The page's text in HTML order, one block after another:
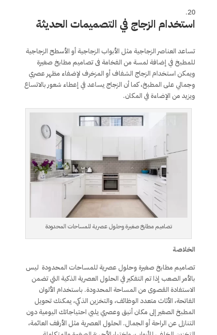
استخدام الزجاج في التصميمات الحديثة
تساعد العناصر الزجاجية مثل الأبواب الزجاجية أو الأسطح الزجاجية
للمطبخ في إضافة لمسة من الفخامة فى تصاميم مطابخ صغيرة
ويمكن استخدام الزجاج الشفاف أو المزخرف لإضفاء مظهر عصري
وجمالي على المطبخ، كما أن الزجاج يساعد في إعطاء شعور بالاتساع
ويزيد من الإضاءة في المكان.
تصاميم مطابخ صغيرة وحلول عصرية للمساحات المحدودة
الخلاصة
تصاميم مطابخ صغيرة وحلول عصرية للمساحات المحدودة ليس
بالأمر الصعب إذا تم التفكير في الحلول العصرية الذكية التي تضمن
الاستفادة القصوى من المساحة المحدودة. باستخدام الألوان
الفاتحة، الأثاث متعدد الوظائف، والتخزين الذكي، يمكنك تحويل
المطبخ الصغير إلى مكان أنيق وعصري يلبي احتياجاتك اليومية دون
التنازل عن الراحة أو الجمال. الحلول العصرية مثل الأرفف العائمة،